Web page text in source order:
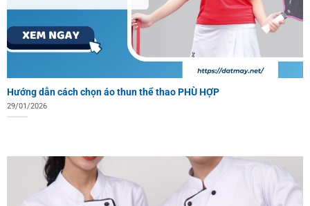
Hướng dẫn cách chọn áo thun thể thao PHÙ HỢP
29/01/2026